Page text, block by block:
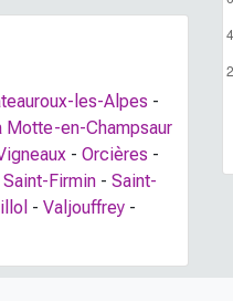
les-Alpes -
Motte-en-Champsaur
- Orcières -
Saint-Firmin - Saint-
- Valjouffrey -